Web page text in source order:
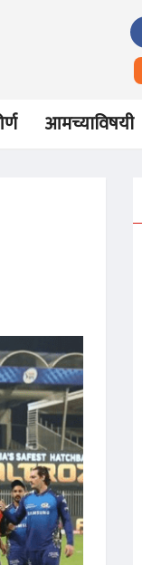
आमच्याविषयी
06 Aug 2020